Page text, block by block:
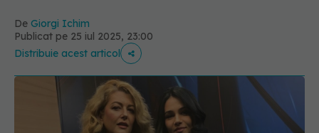
De Giorgi Ichim
Publicat pe 25 iul 2025, 23:00
Distribuie acest articol